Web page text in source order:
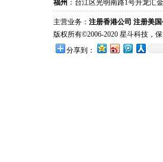
福州 ：台江区光明南路1号升龙汇
主营业务： 注册香港公司 注册美国
版权所有©2006-2020 星斗科技，保
分享到：